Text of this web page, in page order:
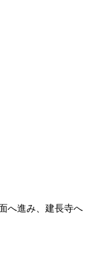
へ進み、建長寺へ